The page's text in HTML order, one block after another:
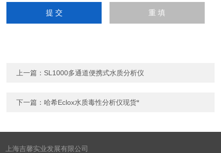
上一篇： SL1000多通道便携式水质分析仪
下一篇：哈希Eclox水质毒性分析仪现货*
上海吉馨实业发展有限公司